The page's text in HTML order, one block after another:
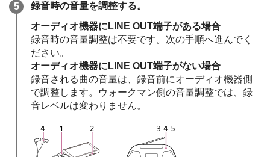
録音時の音量を調整する。
オーディオ機器にLINE OUT端子がある場合
録音時の音量調整は不要です。次の手順へ進んでく
ださい。
オーディオ機器にLINE OUT端子がない場合
録音される曲の音量は、録音前にオーディオ機器側
で調整します。ウォークマン側の音量調整では、録
音レベルは変わりません。